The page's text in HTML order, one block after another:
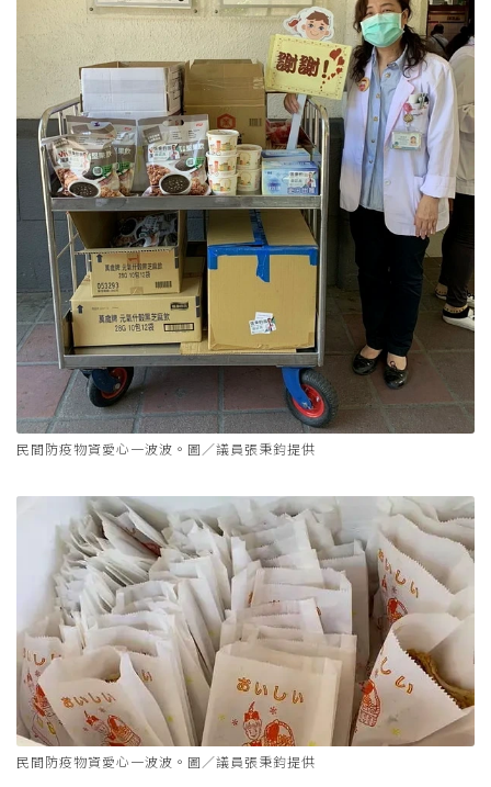
民間防疫物資愛心一波波。圖／議員張秉鈞提供
民間防疫物資愛心一波波。圖／議員張秉鈞提供